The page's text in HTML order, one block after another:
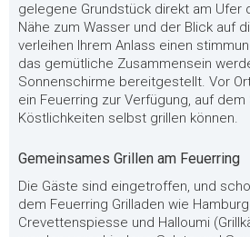
gelegene Grundstück direkt am Ufer
Nähe zum Wasser und der Blick auf
verleihen Ihrem Anlass einen
das gemütliche Zusammensein
Sonnenschirme bereitgestellt. Vor
ein Feuerring zur Verfügung, auf
Köstlichkeiten selbst grillen können.
Gemeinsames Grillen am Feuerring
Die Gäste sind eingetroffen, und
dem Feuerring Grilladen wie
Crevettenspiesse und Halloumi